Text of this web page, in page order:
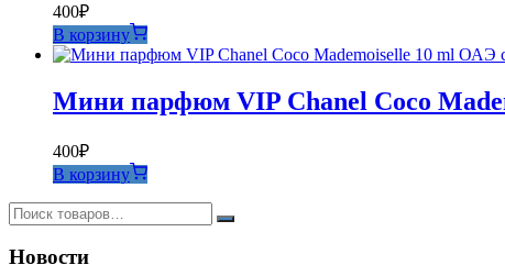
400₽
В корзину
Мини парфюм VIP Chanel Coco
400₽
В корзину
Новости